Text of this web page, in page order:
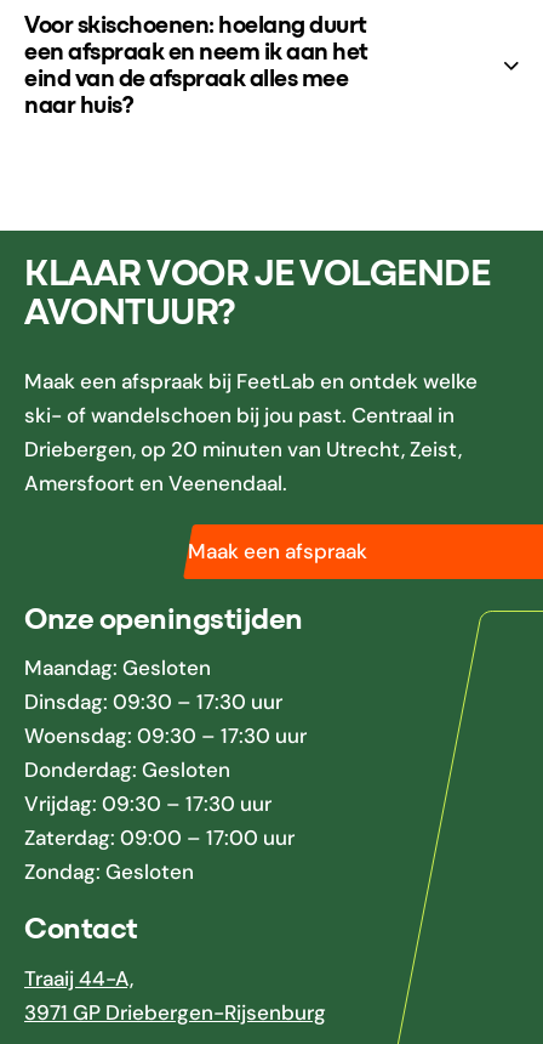
Voor skischoenen: hoelang duurt
een afspraak en neem ik aan het
eind van de afspraak alles mee
naar huis?
KLAAR VOOR JE VOLGENDE
AVONTUUR?
Maak een afspraak bij FeetLab en ontdek welke
ski- of wandelschoen bij jou past. Centraal in
Driebergen, op 20 minuten van Utrecht, Zeist,
Amersfoort en Veenendaal.
Maak een afspraak
Onze openingstijden
Maandag: Gesloten
Dinsdag: 09:30 – 17:30 uur
Woensdag: 09:30 – 17:30 uur
Donderdag: Gesloten
Vrijdag: 09:30 – 17:30 uur
Zaterdag: 09:00 – 17:00 uur
Zondag: Gesloten
Contact
Traaij 44-A,
3971 GP Driebergen-Rijsenburg